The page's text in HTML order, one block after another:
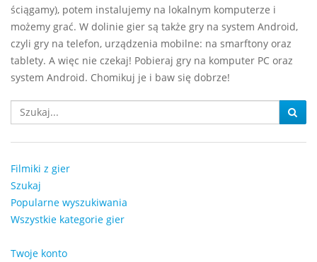
ściągamy), potem instalujemy na lokalnym komputerze i
możemy grać. W dolinie gier są także gry na system Android,
czyli gry na telefon, urządzenia mobilne: na smarftony oraz
tablety. A więc nie czekaj! Pobieraj gry na komputer PC oraz
system Android. Chomikuj je i baw się dobrze!
Filmiki z gier
Szukaj
Popularne wyszukiwania
Wszystkie kategorie gier
Twoje konto